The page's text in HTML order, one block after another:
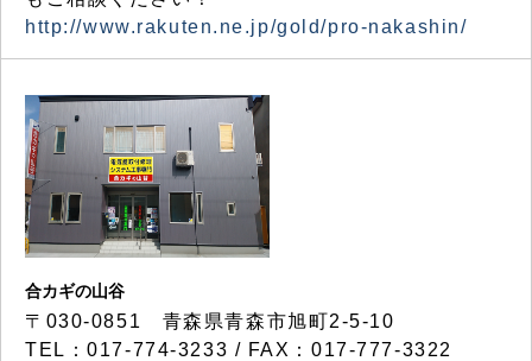
http://www.rakuten.ne.jp/gold/pro-nakashin/
合カギの山谷
〒030-0851 青森県青森市旭町2-5-10
TEL：017-774-3233 / FAX：017-777-3322